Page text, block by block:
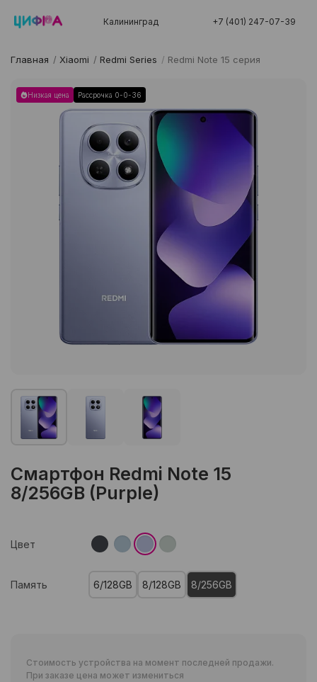
Калининград +7 (401) 247-07-39
Главная / Xiaomi / Redmi Series / Redmi Note 15 серия
Низкая цена Рассрочка 0-0-36
Смартфон Redmi Note 15
8/256GB (Purple)
Цвет
Память 6/128GB 8/128GB 8/256GB
Стоимость устройства на момент последней продажи.
При заказе цена может измениться